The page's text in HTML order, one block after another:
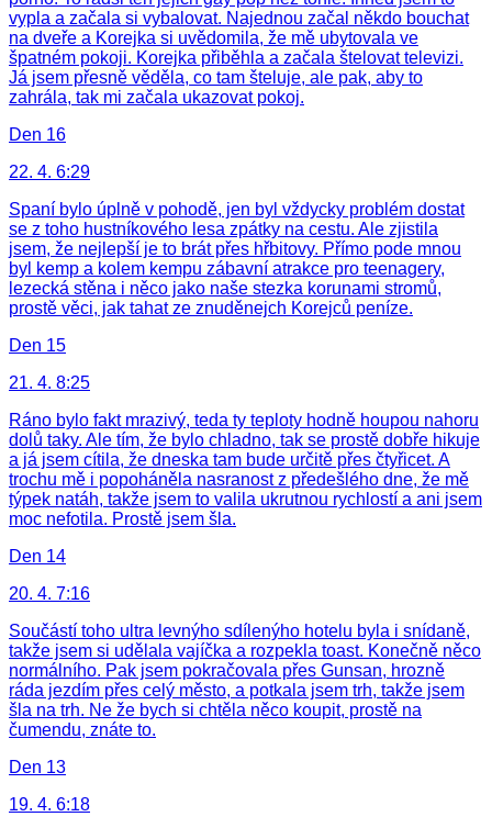
vypla a začala si vybalovat. Najednou začal někdo bouchat
na dveře a Korejka si uvědomila, že mě ubytovala ve
špatném pokoji. Korejka přiběhla a začala štelovat televizi.
Já jsem přesně věděla, co tam šteluje, ale pak, aby to
zahrála, tak mi začala ukazovat pokoj.
Den 16
22. 4. 6:29
Spaní bylo úplně v pohodě, jen byl vždycky problém dostat
se z toho hustníkového lesa zpátky na cestu. Ale zjistila
jsem, že nejlepší je to brát přes hřbitovy. Přímo pode mnou
byl kemp a kolem kempu zábavní atrakce pro teenagery,
lezecká stěna i něco jako naše stezka korunami stromů,
prostě věci, jak tahat ze znuděnejch Korejců peníze.
Den 15
21. 4. 8:25
Ráno bylo fakt mrazivý, teda ty teploty hodně houpou nahoru
dolů taky. Ale tím, že bylo chladno, tak se prostě dobře hikuje
a já jsem cítila, že dneska tam bude určitě přes čtyřicet. A
trochu mě i popoháněla nasranost z předešlého dne, že mě
týpek natáh, takže jsem to valila ukrutnou rychlostí a ani jsem
moc nefotila. Prostě jsem šla.
Den 14
20. 4. 7:16
Součástí toho ultra levnýho sdílenýho hotelu byla i snídaně,
takže jsem si udělala vajíčka a rozpekla toast. Konečně něco
normálního. Pak jsem pokračovala přes Gunsan, hrozně
ráda jezdím přes celý město, a potkala jsem trh, takže jsem
šla na trh. Ne že bych si chtěla něco koupit, prostě na
čumendu, znáte to.
Den 13
19. 4. 6:18